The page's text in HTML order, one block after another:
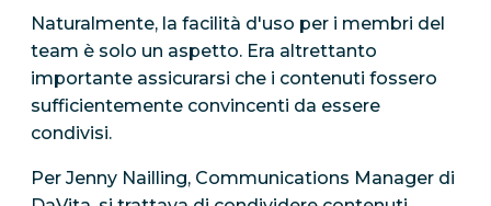
Naturalmente, la facilità d'uso per i membri del
team è solo un aspetto. Era altrettanto
importante assicurarsi che i contenuti fossero
sufficientemente convincenti da essere
condivisi.
Per Jenny Nailling, Communications Manager di